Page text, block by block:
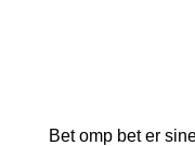
Bet omp bet er